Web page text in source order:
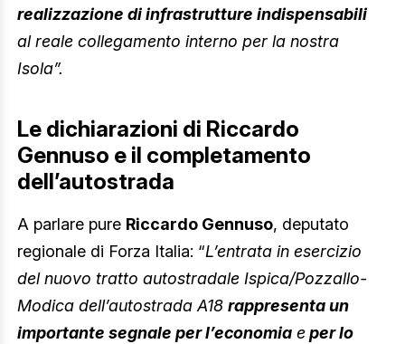
realizzazione di infrastrutture indispensabili
al reale collegamento interno per la nostra
Isola”.
Le dichiarazioni di Riccardo
Gennuso e il completamento
dell’autostrada
A parlare pure Riccardo Gennuso, deputato
regionale di Forza Italia: “L’entrata in esercizio
del nuovo tratto autostradale Ispica/Pozzallo-
Modica dell’autostrada A18 rappresenta un
importante segnale per l’economia eper lo